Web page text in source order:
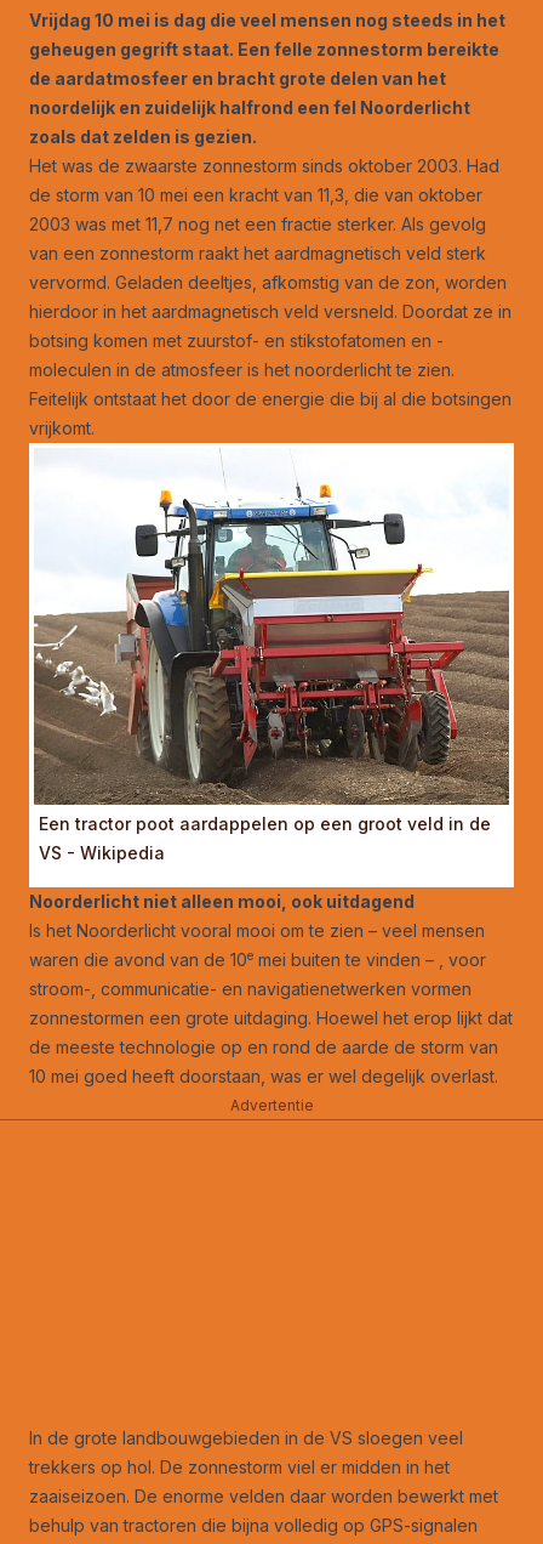
Vrijdag 10 mei is dag die veel mensen nog steeds in het
geheugen gegrift staat. Een felle zonnestorm bereikte
de aardatmosfeer en bracht grote delen van het
noordelijk en zuidelijk halfrond een fel Noorderlicht
zoals dat zelden is gezien.
Het was de zwaarste zonnestorm sinds oktober 2003. Had
de storm van 10 mei een kracht van 11,3, die van oktober
2003 was met 11,7 nog net een fractie sterker. Als gevolg
van een zonnestorm raakt het aardmagnetisch veld sterk
vervormd. Geladen deeltjes, afkomstig van de zon, worden
hierdoor in het aardmagnetisch veld versneld. Doordat ze in
botsing komen met zuurstof- en stikstofatomen en -
moleculen in de atmosfeer is het noorderlicht te zien.
Feitelijk ontstaat het door de energie die bij al die botsingen
vrijkomt.
Een tractor poot aardappelen op een groot veld in de
VS - Wikipedia
Noorderlicht niet alleen mooi, ook uitdagend
Is het Noorderlicht vooral mooi om te zien – veel mensen
waren die avond van de 10e mei buiten te vinden – , voor
stroom-, communicatie- en navigatienetwerken vormen
zonnestormen een grote uitdaging. Hoewel het erop lijkt dat
de meeste technologie op en rond de aarde de storm van
10 mei goed heeft doorstaan, was er wel degelijk overlast.
Advertentie
In de grote landbouwgebieden in de VS sloegen veel
trekkers op hol. De zonnestorm viel er midden in het
zaaiseizoen. De enorme velden daar worden bewerkt met
behulp van tractoren die bijna volledig op GPS-signalen